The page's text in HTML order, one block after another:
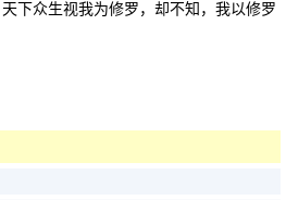
下众生视我为修罗，却不知，我以修罗